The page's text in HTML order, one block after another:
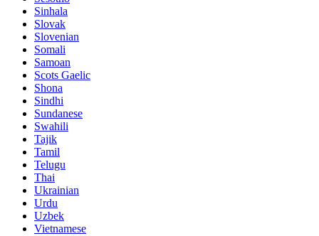
Sinhala
Slovak
Slovenian
Somali
Samoan
Scots Gaelic
Shona
Sindhi
Sundanese
Swahili
Tajik
Tamil
Telugu
Thai
Ukrainian
Urdu
Uzbek
Vietnamese